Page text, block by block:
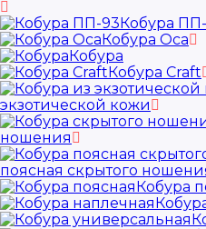
Кобура
Кобура Оса
Кобура
Кобура Craft
экзотической кожи
ношения
поясная скрытого
Кобура